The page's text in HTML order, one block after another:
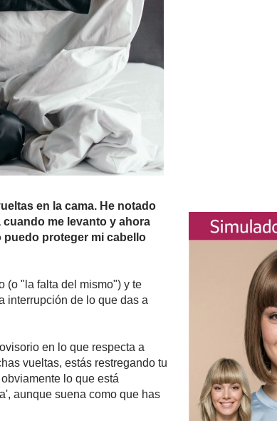
en la cama. He notado
me levanto y ahora
proteger mi cabello
(o "la falta del mismo") y te
interrupción de lo que das a
en lo que respecta a
vueltas, estás restregando tu
lo que está
aunque suena como que has